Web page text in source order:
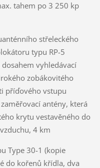
tahem po 3 250 kp
střeleckého
typu RP-5
dosahem vyhledávací
zobákovitého
příďového vstupu
antény, která
krytu vestavěného do
4 km
30-1 (kopie
do kořenů křídla, dva